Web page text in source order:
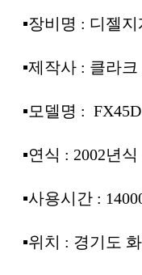
▪︎장비명 : 디젤
▪︎제작사 : 클라
▪︎모델명 : FX45D
▪︎연식 : 2002년
▪︎사용시간 :
▪︎위치 : 경기도